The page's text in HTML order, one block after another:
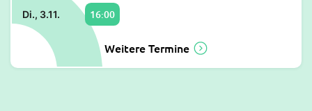
Di., 3.11. 16:00
Weitere Termine